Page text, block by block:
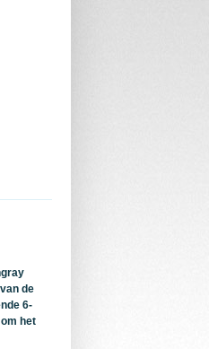
de
6-
het